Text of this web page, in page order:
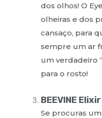
dos olhos! O
olheiras e dos
cansaço, para
sempre um ar
um verdadeiro
para o rosto!
BEEVINE
Se procuras